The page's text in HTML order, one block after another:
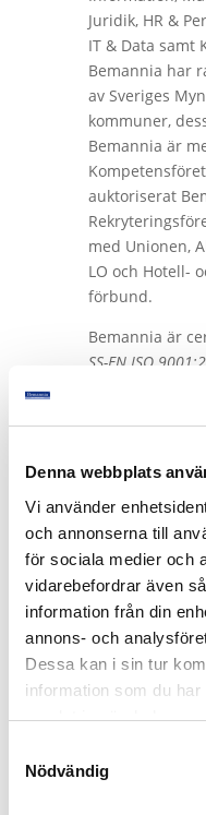
Denna webbplats
Vi använder
och annonserna till
för sociala medier och
vidarebefordrar även
information från din
annons- och
Dessa kan i sin tur
information som du
samlat in när du har
Nödvändig
Juridik, HR &
IT & Data samt
Bemannia har
av Sveriges
kommuner,
Bemannia är
auktoriserat
med Unionen,
LO och Hotell-
förbund.
Bemannia är
SS-EN ISO
SS-EN ISO
SS-ISO
arbetsmiljö samt
SS-ISO/IEC
Ledningen för
branschen i 40
Se alla